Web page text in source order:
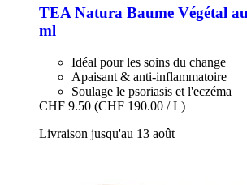
TEA Natura Baume Végétal
ml
Idéal pour les soins du change
Apaisant & anti-inflammatoire
Soulage le psoriasis et l'eczéma
CHF 9.50 (CHF 190.00 / L)
Livraison jusqu'au 13 août